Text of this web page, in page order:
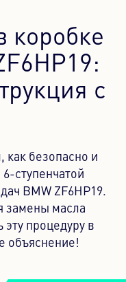
коробке
с
безопасно и
ступенчатой
BMW ZF6HP19.
замены масла
процедуру в
объяснение!